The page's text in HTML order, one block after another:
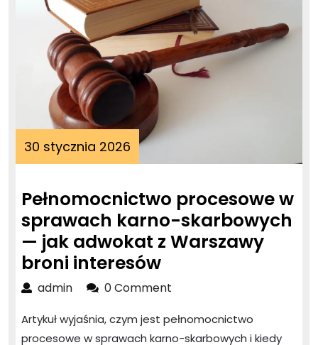
30 stycznia 2026 30
stycznia
Pełnomocnictwo procesowe w
sprawach karno-skarbowych
— jak adwokat z Warszawy
broni interesówPełnomocnictwo
procesowe
sprawach
adminadmin0 Comment
Artykuł wyjaśnia, czym jest pełnomocnictwo
procesowe w sprawach karno-skarbowych i kiedy